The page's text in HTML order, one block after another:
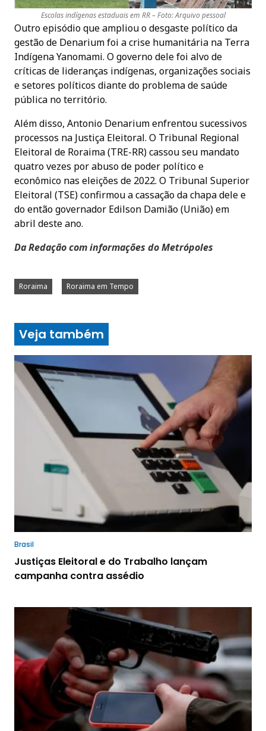
Escolas indígenas estaduais em RR – Foto: Arquivo pessoal
Outro episódio que ampliou o desgaste político da
gestão de Denarium foi a crise humanitária na Terra
Indígena Yanomami. O governo dele foi alvo de
críticas de lideranças indígenas, organizações sociais
e setores políticos diante do problema de saúde
pública no território.
Além disso, Antonio Denarium enfrentou sucessivos
processos na Justiça Eleitoral. O Tribunal Regional
Eleitoral de Roraima (TRE-RR) cassou seu mandato
quatro vezes por abuso de poder político e
econômico nas eleições de 2022. O Tribunal Superior
Eleitoral (TSE) confirmou a cassação da chapa dele e
do então governador Edilson Damião (União) em
abril deste ano.
Da Redação com informações do Metrópoles
Roraima Roraima em Tempo
Veja também
Brasil
Justiças Eleitoral e do Trabalho lançam
campanha contra assédio